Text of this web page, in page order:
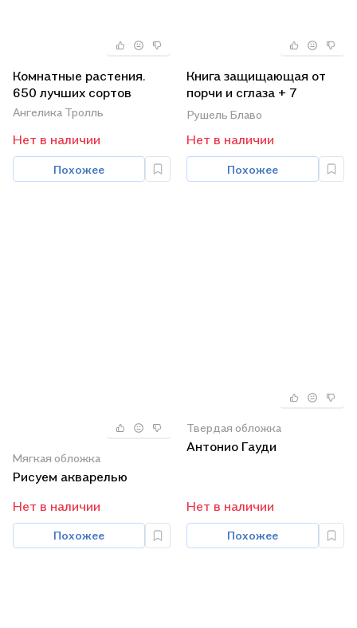
Комнатные растения.
650 лучших сортов
Ангелика Тролль
Нет в наличии
Похожее
Книга защищающая от
порчи и сглаза + 7
голограмм
Рушель Блаво
Нет в наличии
Похожее
Мягкая обложка
Рисуем акварелью
Нет в наличии
Похожее
Твердая обложка
Антонио Гауди
Нет в наличии
Похожее